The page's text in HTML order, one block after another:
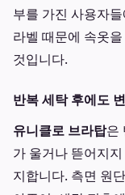
부를 가진 사용자
라벨 때문에 속옷
것입니다.
반복 세탁 후에도
유니클로 브라탑은
가 울거나 뜯어지
지합니다. 측면 원